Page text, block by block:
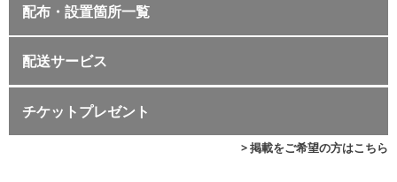
配布・設置箇所一覧
配送サービス
チケットプレゼント
> 掲載をご希望の方はこちら